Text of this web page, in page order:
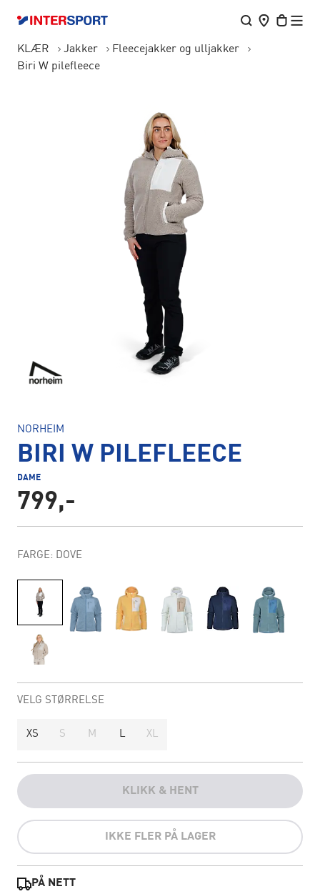
KLÆR Jakker
Fleecejakker og ulljakker
Biri W pilefleece
NORHEIM
BIRI W PILEFLEECE
DAME
799,-
FARGE: DOVE
VELG STØRRELSE
XS S M L XL
KLIKK & HENT
IKKE FLER PÅ LAGER
PÅ NETT